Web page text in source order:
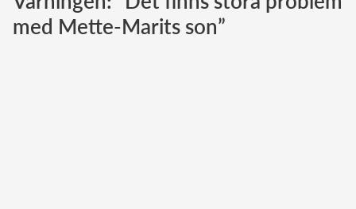
Norska kungahuset
med Mette-Marits son”